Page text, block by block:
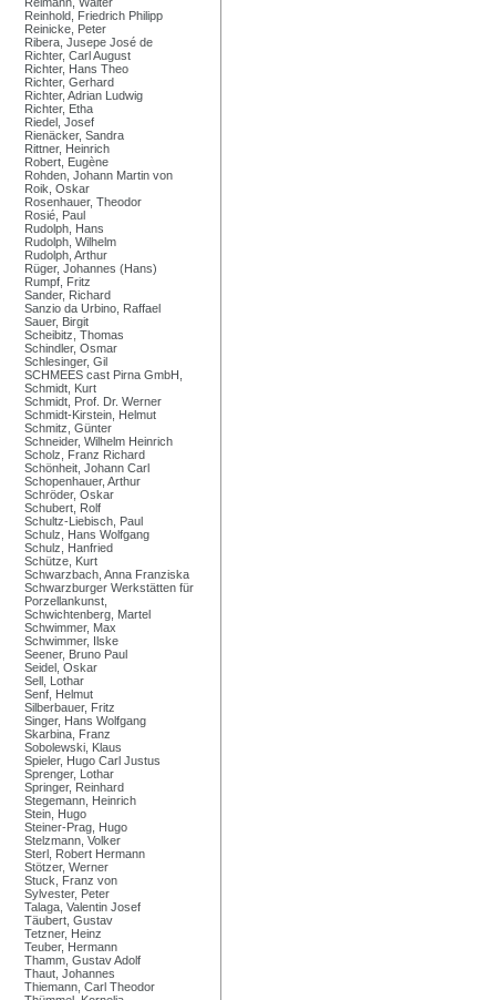
Reinhold, Friedrich Philipp
Reinicke, Peter
Ribera, Jusepe José de
Richter, Carl August
Richter, Hans Theo
Richter, Gerhard
Richter, Adrian Ludwig
Richter, Etha
Riedel, Josef
Rienäcker, Sandra
Rittner, Heinrich
Robert, Eugène
Rohden, Johann Martin von
Roik, Oskar
Rosenhauer, Theodor
Rosié, Paul
Rudolph, Hans
Rudolph, Wilhelm
Rudolph, Arthur
Rüger, Johannes (Hans)
Rumpf, Fritz
Sander, Richard
Sanzio da Urbino, Raffael
Sauer, Birgit
Scheibitz, Thomas
Schindler, Osmar
Schlesinger, Gil
SCHMEES cast Pirna GmbH,
Schmidt, Kurt
Schmidt, Prof. Dr. Werner
Schmidt-Kirstein, Helmut
Schmitz, Günter
Schneider, Wilhelm Heinrich
Scholz, Franz Richard
Schönheit, Johann Carl
Schopenhauer, Arthur
Schröder, Oskar
Schubert, Rolf
Schultz-Liebisch, Paul
Schulz, Hans Wolfgang
Schulz, Hanfried
Schütze, Kurt
Schwarzbach, Anna Franziska
Schwarzburger Werkstätten für
Porzellankunst,
Schwichtenberg, Martel
Schwimmer, Max
Schwimmer, Ilske
Seener, Bruno Paul
Seidel, Oskar
Sell, Lothar
Senf, Helmut
Silberbauer, Fritz
Singer, Hans Wolfgang
Skarbina, Franz
Sobolewski, Klaus
Spieler, Hugo Carl Justus
Sprenger, Lothar
Springer, Reinhard
Stegemann, Heinrich
Stein, Hugo
Steiner-Prag, Hugo
Stelzmann, Volker
Sterl, Robert Hermann
Stötzer, Werner
Stuck, Franz von
Sylvester, Peter
Talaga, Valentin Josef
Täubert, Gustav
Tetzner, Heinz
Teuber, Hermann
Thamm, Gustav Adolf
Thaut, Johannes
Thiemann, Carl Theodor